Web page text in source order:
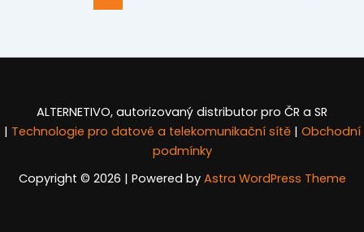
ALTERNETIVO, autorizovaný distributor pro ČR a SR
| Technologie pro datové a telekomunikační sítě| Obchodní
podmínky
Copyright © 2026 | Powered by Astra WordPress Theme